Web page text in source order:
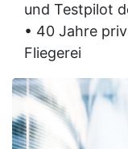
und Testpilot
• 40 Jahre
Fliegerei